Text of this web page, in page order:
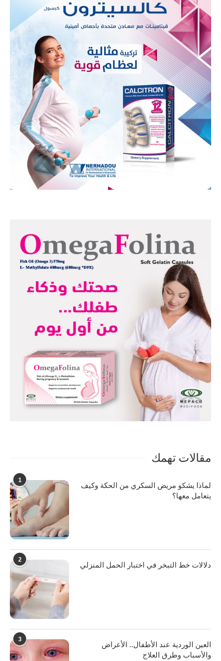
مقالات تهمك
1
لماذا يشكو مريض السكري من الحكة وكيف
يتعامل معها؟
2
دلالات خط التبخر في اختبار الحمل المنزلي
3
العين الوردية عند الأطفال.. الأعراض
والأسباب وطرق العلاج